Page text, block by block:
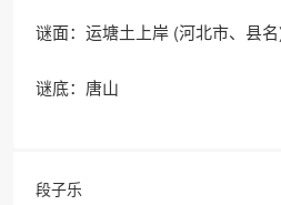
谜面：运塘土上岸 (河北市、县
谜底：唐山
段子乐